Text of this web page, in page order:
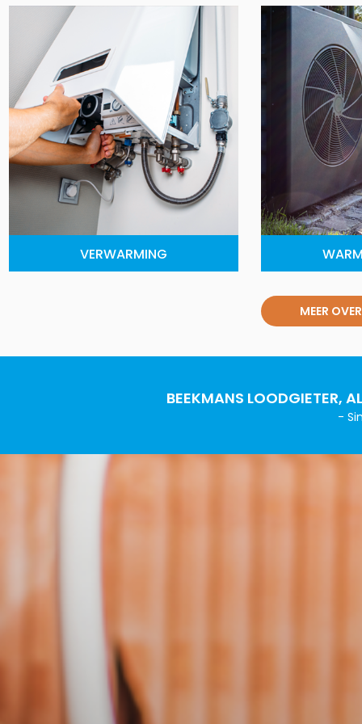
VERWARMING
MEER
BEEKMANS LOODGIETER,
-